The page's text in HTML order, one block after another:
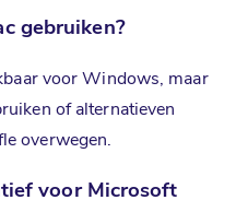
gebruiken?
voor Windows, maar
of alternatieven
overwegen.
voor Microsoft